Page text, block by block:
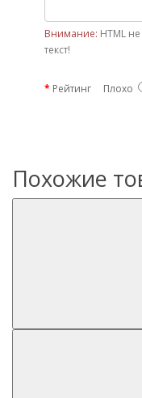
Внимание: HTML
текст!
Рейтинг Плохо
Похожие